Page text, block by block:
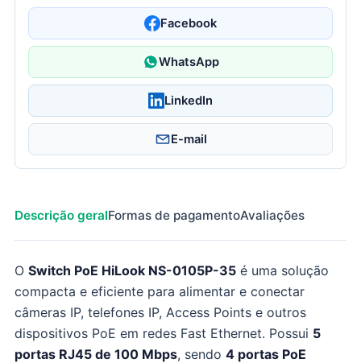
Facebook
WhatsApp
LinkedIn
E-mail
Descrição geralFormas de pagamentoAvaliações
O Switch PoE HiLook NS-0105P-35 é uma solução
compacta e eficiente para alimentar e conectar
câmeras IP, telefones IP, Access Points e outros
dispositivos PoE em redes Fast Ethernet. Possui 5
portas RJ45 de 100 Mbps, sendo 4 portas PoE